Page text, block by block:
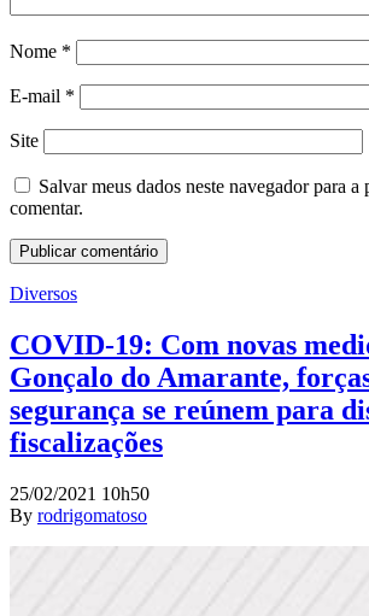
Nome *
E-mail *
Site
Salvar meus dados neste navegador para
comentar.
Diversos
COVID-19: Com novas
Gonçalo do Amarante,
segurança se reúnem para
fiscalizações
25/02/2021 10h50
By rodrigomatoso